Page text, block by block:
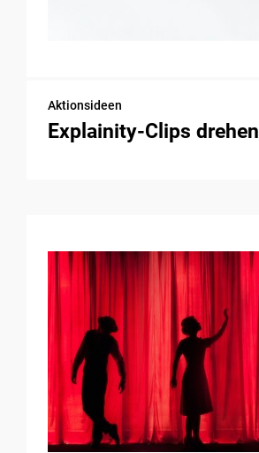
Aktionsideen
Explainity-Clips drehen